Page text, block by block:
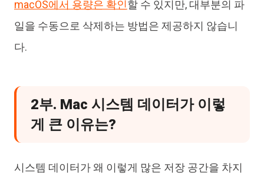
macOS에서 용량은 확인할 수 있지만, 대부분의 파
일을 수동으로 삭제하는 방법은 제공하지 않습니
다.
2부. Mac 시스템 데이터가 이렇
게 큰 이유는?
시스템 데이터가 왜 이렇게 많은 저장 공간을 차지